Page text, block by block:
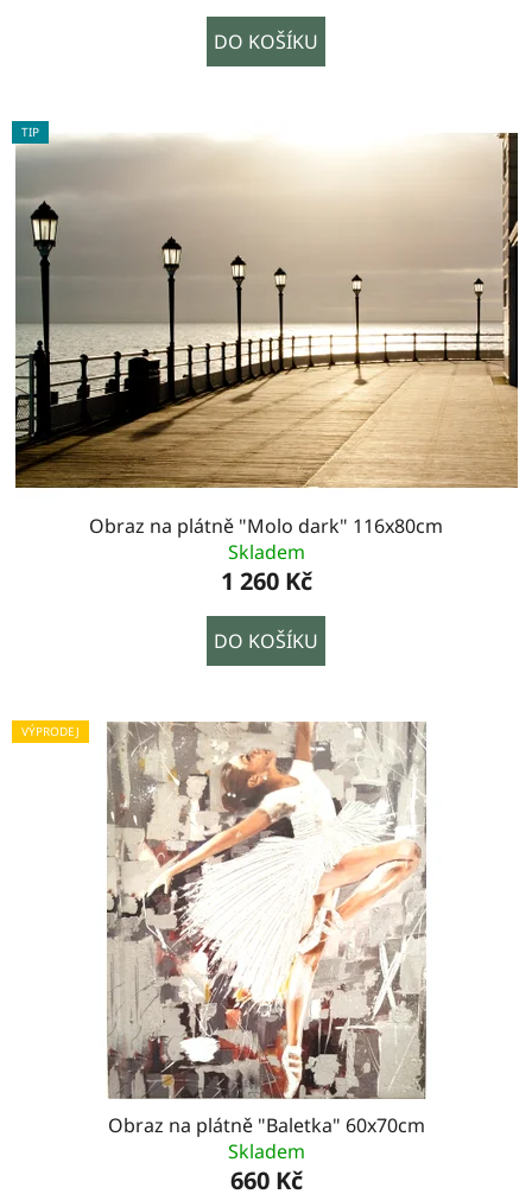
DO KOŠÍKU
TIP
Obraz na plátně "Molo dark" 116x80cm
Skladem
1 260 Kč
DO KOŠÍKU
VÝPRODEJ
Obraz na plátně "Baletka" 60x70cm
Skladem
660 Kč